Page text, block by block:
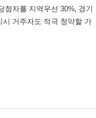
첨자를 지역우선 30%, 경기
시 거주자도 적극 청약할 가